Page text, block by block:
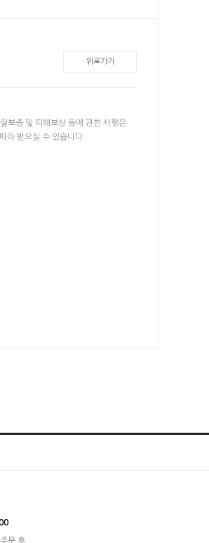
위로가기
보증 및 피해보상 등에 관한 사항은
라 받으실 수 있습니다.
문 후